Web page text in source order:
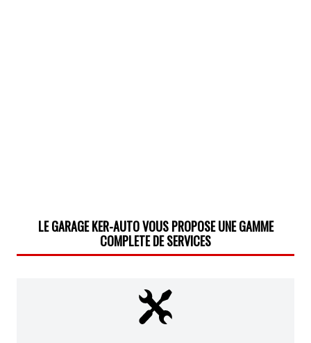
LE GARAGE KER-AUTO VOUS PROPOSE UNE GAMME
COMPLETE DE SERVICES